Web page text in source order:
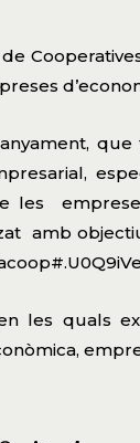
les
amb
les